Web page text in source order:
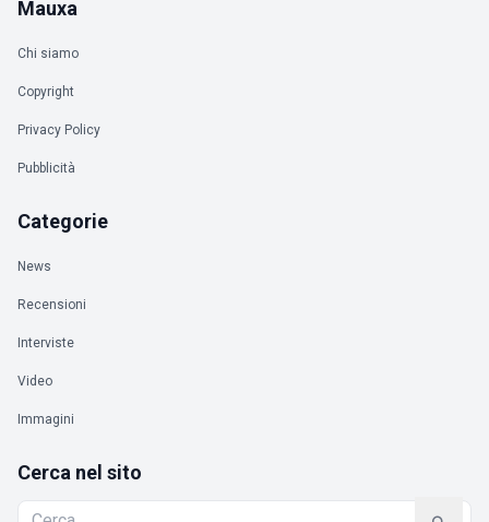
Mauxa
Chi siamo
Copyright
Privacy Policy
Pubblicità
Categorie
News
Recensioni
Interviste
Video
Immagini
Cerca nel sito